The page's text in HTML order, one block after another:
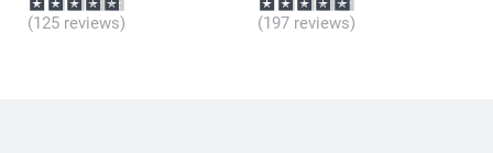
(125 reviews) (197 reviews)